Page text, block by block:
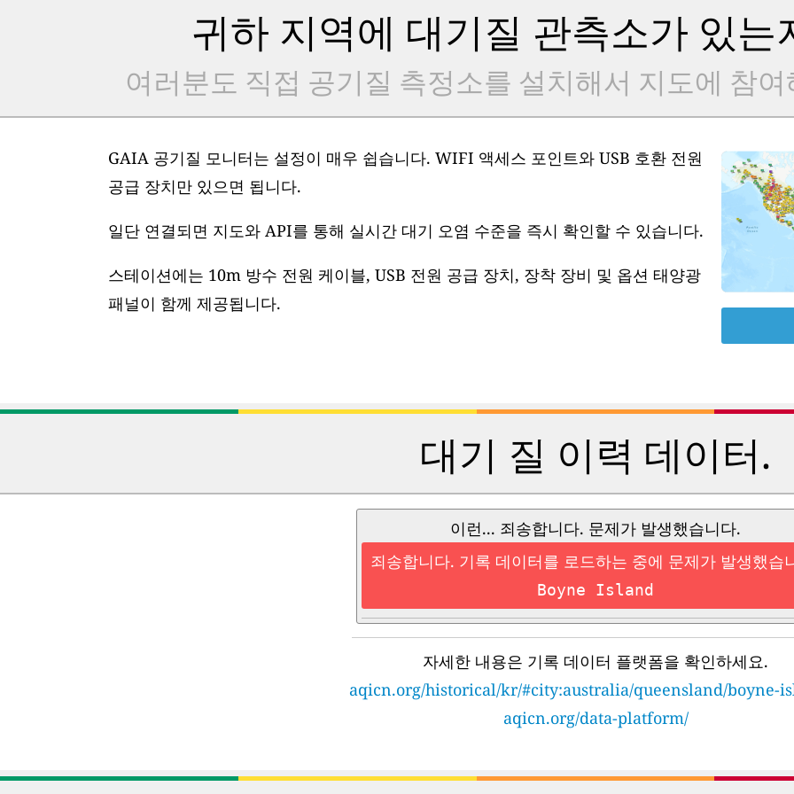
귀하 지역에 대기질 관측소가 있는
여러분도 직접 공기질 측정소를 설치해서 지도에 참
GAIA 공기질 모니터는 설정이 매우 쉽습니다. WIFI 액세스 포인트와 USB 호환 전원
공급 장치만 있으면 됩니다.
일단 연결되면 지도와 API를 통해 실시간 대기 오염 수준을 즉시 확인할 수 있습니다.
스테이션에는 10m 방수 전원 케이블, USB 전원 공급 장치, 장착 장비 및 옵션 태양광
패널이 함께 제공됩니다.
대기 질 이력 데이터.
이런... 죄송합니다. 문제가 발생했습니다.
죄송합니다. 기록 데이터를 로드하는 중에 문제가 발생했습
Boyne Island
자세한 내용은 기록 데이터 플랫폼을 확인하세요.
aqicn.org/historical/kr/#city:australia/queensland/boyne-
aqicn.org/data-platform/